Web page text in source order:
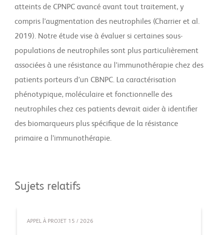
atteints de CPNPC avancé avant tout traitement, y
compris l’augmentation des neutrophiles (Charrier et al.
2019). Notre étude vise à évaluer si certaines sous-
populations de neutrophiles sont plus particulièrement
associées à une résistance au l’immunothérapie chez des
patients porteurs d’un CBNPC. La caractérisation
phénotypique, moléculaire et fonctionnelle des
neutrophiles chez ces patients devrait aider à identifier
des biomarqueurs plus spécifique de la résistance
primaire a l’immunothérapie.
Sujets relatifs
APPEL À PROJET 15 / 2026